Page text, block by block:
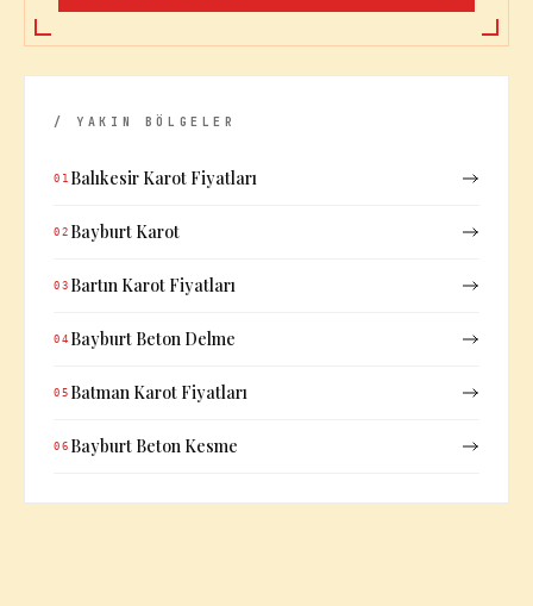
/ YAKIN BÖLGELER
01 Balıkesir Karot Fiyatları
02 Bayburt Karot
03 Bartın Karot Fiyatları
04 Bayburt Beton Delme
05 Batman Karot Fiyatları
06 Bayburt Beton Kesme